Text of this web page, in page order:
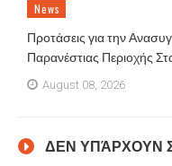
News
Προτάσεις για την
Παρανέστιας Περιοχής
August 08, 2026
ΔΕΝ ΥΠΆΡΧΟΥΝ